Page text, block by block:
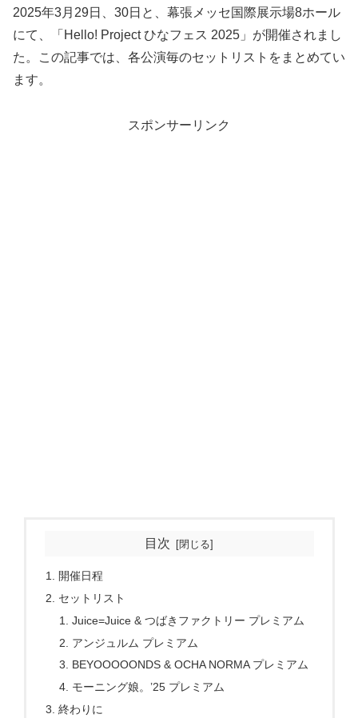
2025年3月29日、30日と、幕張メッセ国際展示場8ホール
にて、「Hello! Project ひなフェス 2025」が開催されまし
た。この記事では、各公演毎のセットリストをまとめてい
ます。
スポンサーリンク
目次
開催日程
セットリスト
Juice=Juice & つばきファクトリー プレミアム
アンジュルム プレミアム
BEYOOOOONDS & OCHA NORMA プレミアム
モーニング娘。’25 プレミアム
終わりに